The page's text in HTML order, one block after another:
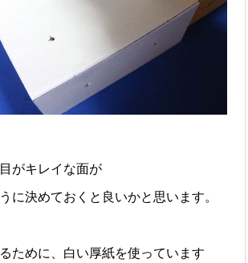
がキレイな面が
に決めておくと良いかと思います。
ために、白い厚紙を使っています